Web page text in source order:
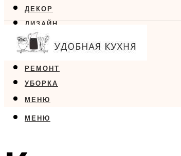
ДЕКОР
ДИЗАЙН
ЕДА
МЕБЕЛЬ
РЕМОНТ
УБОРКА
МЕНЮ
МЕНЮ